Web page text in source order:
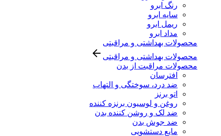
رنگ ابرو
سایه ابرو
ریمل ابرو
مداد ابرو
محصولات بهداشتی و مراقبتی
محصولات بهداشتی و مراقبتی
محصولات مراقبت از بدن
افترسان
ضد درد، سوختگی و التهاب
اتو برنز
روغن و لوسیون برنزه کننده
ضد لک و روشن کننده بدن
ضد جوش بدن
مایع دستشویی